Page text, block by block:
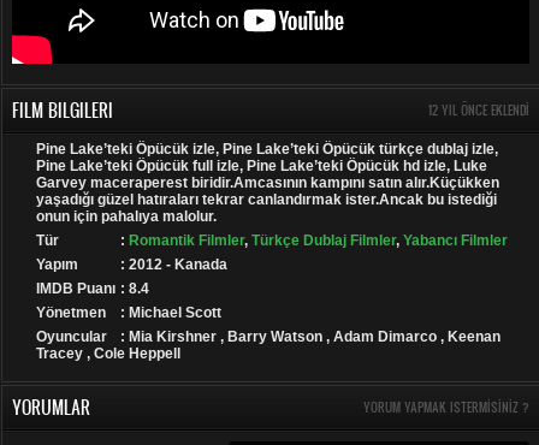
FILM BILGILERI 12 YIL ÖNCE EKLENDI
Pine Lake’teki Öpücük izle, Pine Lake’teki Öpücük türkçe dublaj izle,
Pine Lake’teki Öpücük full izle, Pine Lake’teki Öpücük hd izle, Luke
Garvey maceraperest biridir.Amcasının kampını satın alır.Küçükken
yaşadığı güzel hatıraları tekrar canlandırmak ister.Ancak bu istediği
onun için pahalıya malolur.
Tür
: Romantik Filmler, Türkçe Dublaj Filmler, Yabancı Filmler
Yapım
: 2012 - Kanada
IMDB Puanı : 8.4
Yönetmen
: Michael Scott
Oyuncular
: Mia Kirshner , Barry Watson , Adam Dimarco , Keenan
Tracey , Cole Heppell
YORUMLAR YORUM YAPMAK ISTERMISINIZ ?